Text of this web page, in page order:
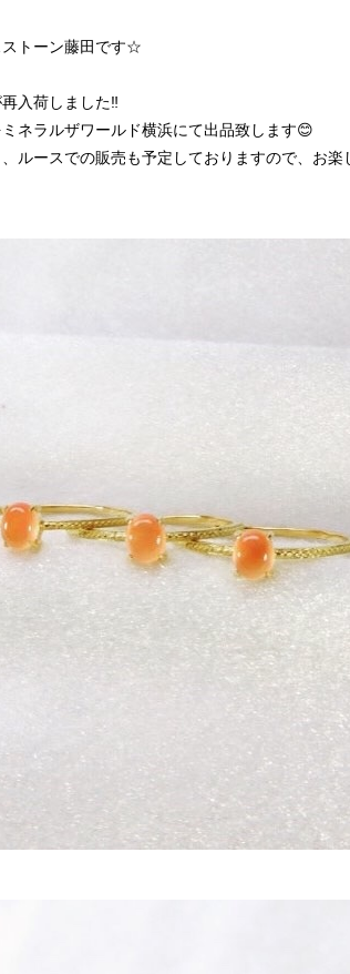
ストーン藤田です☆
入荷しました‼️
ネラルザワールド横浜にて出品致します😊
ルースでの販売も予定しておりますので、お